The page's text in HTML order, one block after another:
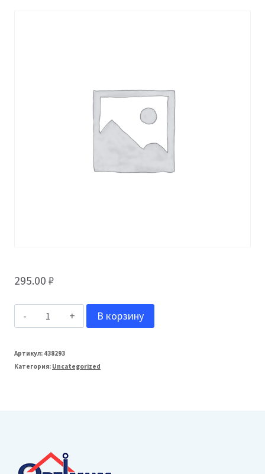
295.00 ₽
Количество
МеталлПрофиль
150/100
Ral
В корзину
Артикул: 438293
Категория: Uncategorized